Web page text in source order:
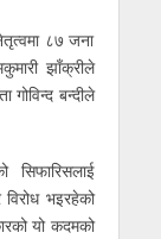
८७ जना
झाँक्रीले
गोविन्द बन्दीले
सिफारिसलाई
भइरहेको
यो कदमको